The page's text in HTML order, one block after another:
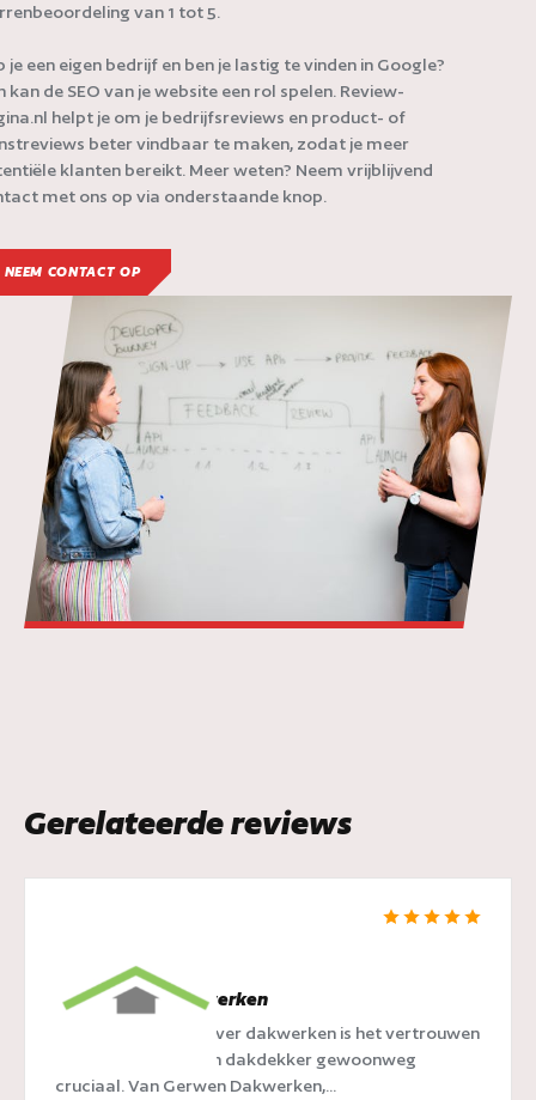
van 1 tot 5.
je een eigen bedrijf en ben je lastig te vinden in Google?
kan de SEO van je website een rol spelen. Review-
helpt je om je bedrijfsreviews en product- of
beter vindbaar te maken, zodat je meer
klanten bereikt. Meer weten? Neem vrijblijvend
met ons op via onderstaande knop.
NEEM CONTACT OP
Gerelateerde reviews
van Gerwen Dakwerken
Als we het hebben over dakwerken is het vertrouwen
dat je plaatst op een dakdekker gewoonweg
cruciaal. Van Gerwen Dakwerken,...